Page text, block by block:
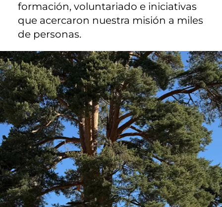
formación, voluntariado e iniciativas
que acercaron nuestra misión a miles
de personas.